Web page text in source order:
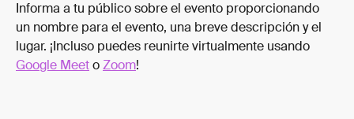
Informa a tu público sobre el evento proporcionando
un nombre para el evento, una breve descripción y el
lugar. ¡Incluso puedes reunirte virtualmente usando
Google Meet o Zoom!